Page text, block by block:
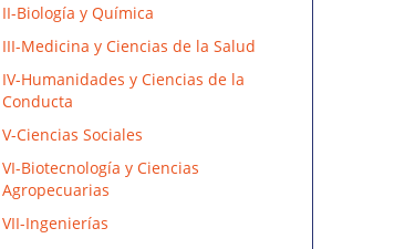
II-Biología y Química
III-Medicina y Ciencias de la Salud
IV-Humanidades y Ciencias de la
Conducta
V-Ciencias Sociales
VI-Biotecnología y Ciencias
Agropecuarias
VII-Ingenierías